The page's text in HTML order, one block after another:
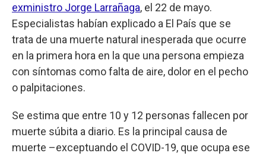
exministro Jorge Larrañaga, el 22 de mayo.
Especialistas habían explicado a El País que se
trata de una muerte natural inesperada que ocurre
en la primera hora en la que una persona empieza
con síntomas como falta de aire, dolor en el pecho
o palpitaciones.
Se estima que entre 10 y 12 personas fallecen por
muerte súbita a diario. Es la principal causa de
muerte –exceptuando el COVID-19, que ocupa ese